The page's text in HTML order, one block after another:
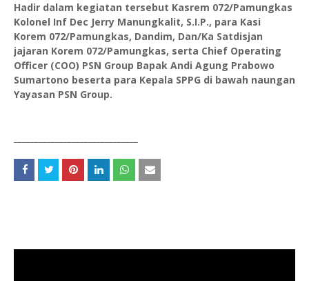
Hadir dalam kegiatan tersebut Kasrem 072/Pamungkas
Kolonel Inf Dec Jerry Manungkalit, S.I.P., para Kasi
Korem 072/Pamungkas, Dandim, Dan/Ka Satdisjan
jajaran Korem 072/Pamungkas, serta Chief Operating
Officer (COO) PSN Group Bapak Andi Agung Prabowo
Sumartono beserta para Kepala SPPG di bawah naungan
Yayasan PSN Group.